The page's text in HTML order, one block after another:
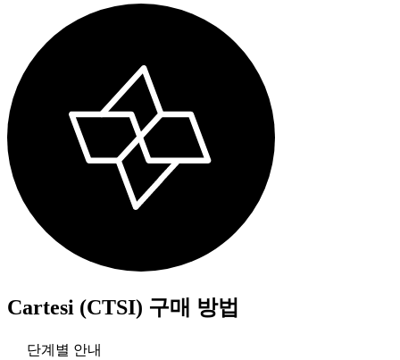
Cartesi (CTSI) 구매 방법
단계별 안내